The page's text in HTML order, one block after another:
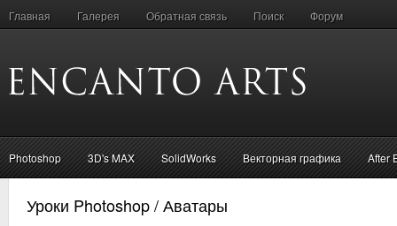
Главная Галерея Обратная связь Поиск Форум
Photoshop 3D's MAX SolidWorks Векторная графика After
Уроки Photoshop / Аватары